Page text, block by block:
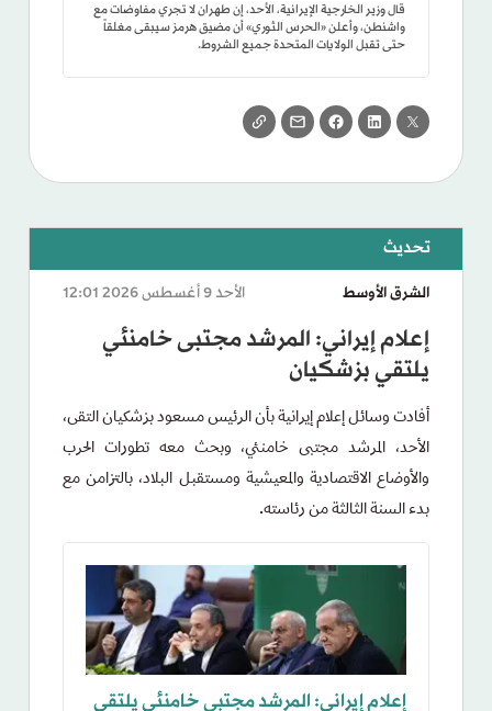
قال وزير الخارجية الإيرانية، الأحد، إن طهران لا تجري مفاوضات مع
واشنطن، وأعلن «الحرس الثوري» أن مضيق هرمز سيبقى مغلقاً
حتى تقبل الولايات المتحدة جميع الشروط.
الأحد 9 أغسطس 2026 12:01 الشرق الأوسط
إعلام إيراني: المرشد مجتبى خامنئي
يلتقي بزشكيان
أفادت وسائل إعلام إيرانية بأن الرئيس مسعود بزشكيان التقى،
الأحد، المرشد مجتبى خامنئي، وبحث معه تطورات الحرب
والأوضاع الاقتصادية والمعيشية ومستقبل البلاد، بالتزامن مع
بدء السنة الثالثة من رئاسته.
إعلام إيراني: المرشد مجتبى خامنئي يلتقي